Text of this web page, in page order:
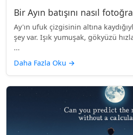
Bir Ayın batışını nasıl
Ay'ın ufuk çizgisinin altına
şey var. Işık yumuşak, gökyüzü
...
Daha Fazla Oku →